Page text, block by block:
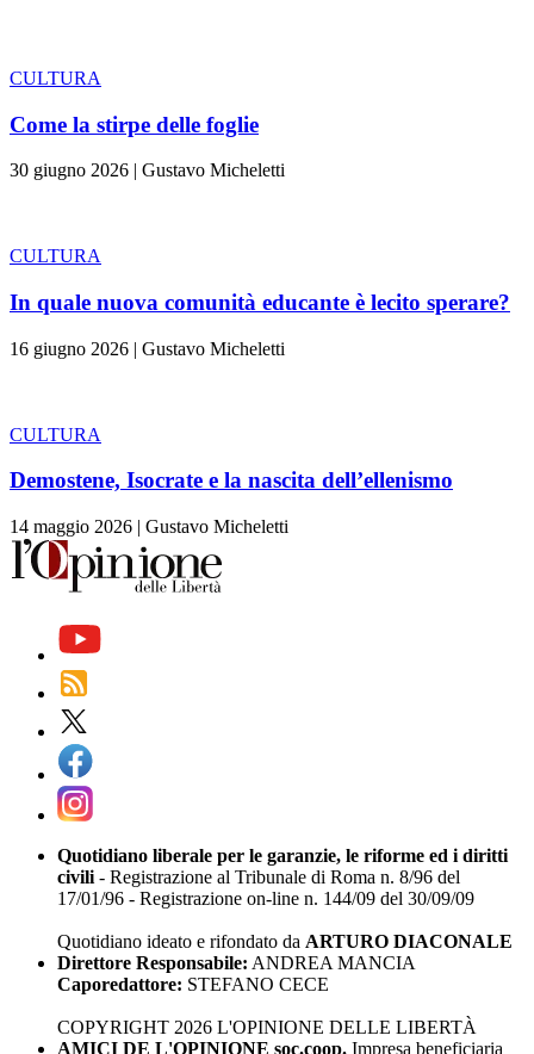
CULTURA
Come la stirpe delle foglie
30 giugno 2026 | Gustavo Micheletti
CULTURA
In quale nuova comunità educante è lecito sperare?
16 giugno 2026 | Gustavo Micheletti
CULTURA
Demostene, Isocrate e la nascita dell’ellenismo
14 maggio 2026 | Gustavo Micheletti
Quotidiano liberale per le garanzie, le riforme ed i diritti
civili - Registrazione al Tribunale di Roma n. 8/96 del
17/01/96 - Registrazione on-line n. 144/09 del 30/09/09
Quotidiano ideato e rifondato da ARTURO DIACONALE
Direttore Responsabile: ANDREA MANCIA
Caporedattore: STEFANO CECE
COPYRIGHT 2026 L'OPINIONE DELLE LIBERTÀ
AMICI DE L'OPINIONE soc.coop. Impresa beneficiaria